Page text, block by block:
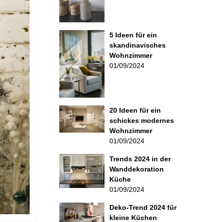
5 Ideen für ein
skandinavisches
Wohnzimmer
01/09/2024
20 Ideen für ein
schickes modernes
Wohnzimmer
01/09/2024
Trends 2024 in der
Wanddekoration
Küche
01/09/2024
Deko-Trend 2024 für
kleine Küchen